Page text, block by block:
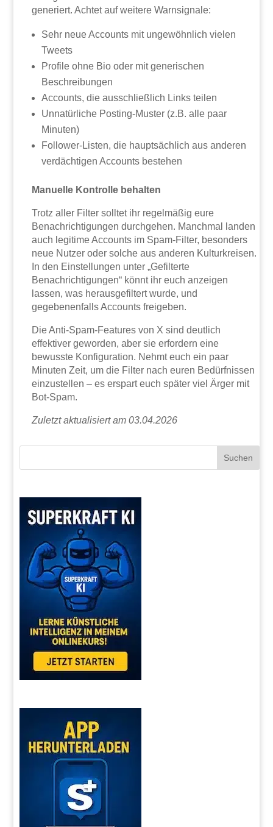
generiert. Achtet auf weitere Warnsignale:
Sehr neue Accounts mit ungewöhnlich vielen
Tweets
Profile ohne Bio oder mit generischen
Beschreibungen
Accounts, die ausschließlich Links teilen
Unnatürliche Posting-Muster (z.B. alle paar
Minuten)
Follower-Listen, die hauptsächlich aus anderen
verdächtigen Accounts bestehen
Manuelle Kontrolle behalten
Trotz aller Filter solltet ihr regelmäßig eure
Benachrichtigungen durchgehen. Manchmal landen
auch legitime Accounts im Spam-Filter, besonders
neue Nutzer oder solche aus anderen Kulturkreisen.
In den Einstellungen unter „Gefilterte
Benachrichtigungen“ könnt ihr euch anzeigen
lassen, was herausgefiltert wurde, und
gegebenenfalls Accounts freigeben.
Die Anti-Spam-Features von X sind deutlich
effektiver geworden, aber sie erfordern eine
bewusste Konfiguration. Nehmt euch ein paar
Minuten Zeit, um die Filter nach euren Bedürfnissen
einzustellen – es erspart euch später viel Ärger mit
Bot-Spam.
Zuletzt aktualisiert am 03.04.2026